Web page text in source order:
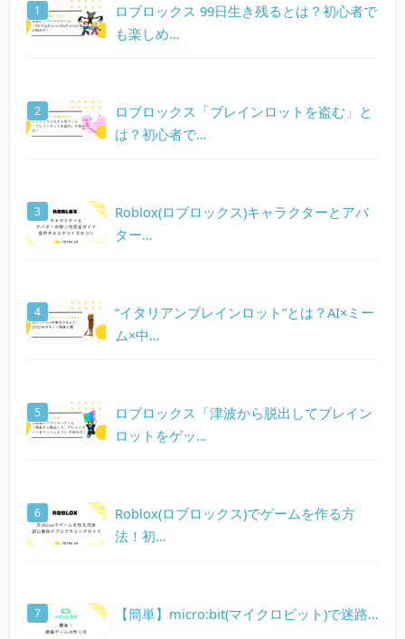
ロブロックス 99日生き残るとは？初心者で
も楽しめ…
ロブロックス「ブレインロットを盗む」と
は？初心者で…
Roblox(ロブロックス)キャラクターとアバ
ター…
“イタリアンブレインロット”とは？AI×ミー
ム×中…
ロブロックス「津波から脱出してブレイン
ロットをゲッ…
Roblox(ロブロックス)でゲームを作る方
法！初…
【簡単】micro:bit(マイクロビット)で迷路…